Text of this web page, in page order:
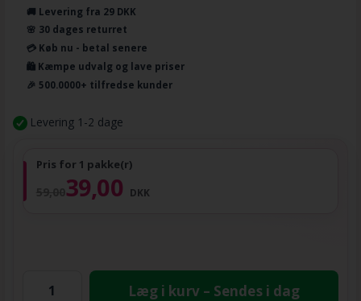
🚚 Levering fra 29 DKK
🌸 30 dages returret
💳 Køb nu - betal senere
🛍️ Kæmpe udvalg og lave priser
🎉 500.0000+ tilfredse kunder
Levering 1-2 dage
Pris for 1 pakke(r)
39,00 DKK
Læg i kurv – Sendes i dag